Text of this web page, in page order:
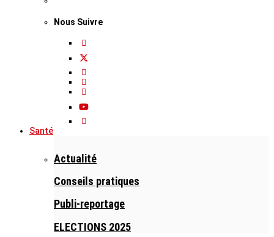
Nous Suivre
Santé
Actualité
Conseils pratiques
Publi-reportage
ELECTIONS 2025